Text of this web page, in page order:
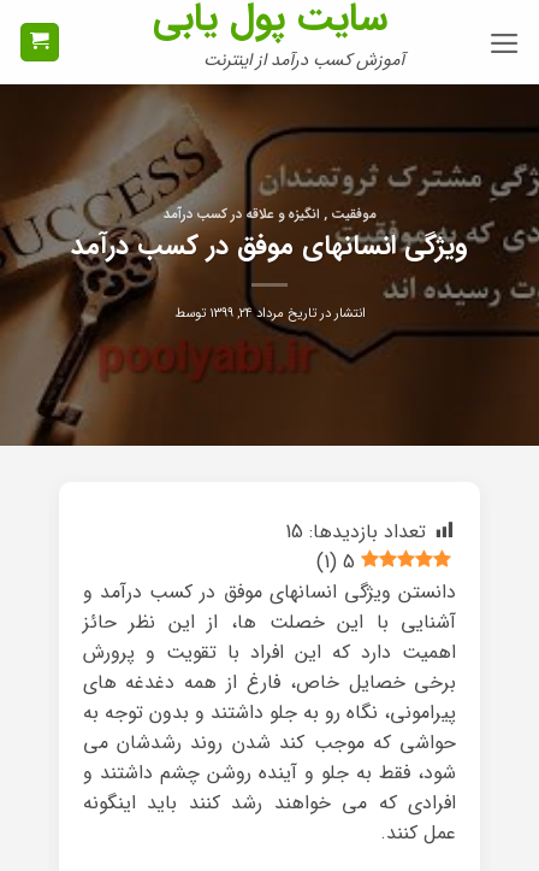
سایت پول یابی
آموزش کسب درآمد از اینترنت
موفقیت , انگیزه و علاقه در کسب درآمد
ویژگی انسانهای موفق در کسب درآمد
انتشار در تاریخمرداد ۲۴, ۱۳۹۹ توسط
تعداد بازدیدها: 15
5
(
1
)
دانستن ویژگی انسانهای موفق در کسب درآمد و
آشنایی با این خصلت ها، از این نظر حائز
اهمیت دارد که این افراد با تقویت و پرورش
برخی خصایل خاص، فارغ از همه دغدغه های
پیرامونی، نگاه رو به جلو داشتند و بدون توجه به
حواشی که موجب کند شدن روند رشدشان می
شود، فقط به جلو و آینده روشن چشم داشتند و
افرادی که می خواهند رشد کنند باید اینگونه
عمل کنند.